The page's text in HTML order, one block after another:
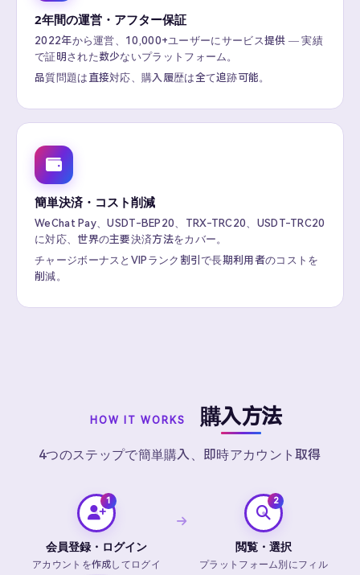
2年間の運営・アフター保証
2022年から運営、10,000+ユーザーにサービス提供 — 実績
で証明された数少ないプラットフォーム。
品質問題は直接対応、購入履歴は全て追跡可能。
簡単決済・コスト削減
WeChat Pay、USDT-BEP20、TRX-TRC20、USDT-TRC20
に対応、世界の主要決済方法をカバー。
チャージボーナスとVIPランク割引で長期利用者のコストを
削減。
HOW IT WORKS 購入方法
4つのステップで簡単購入、即時アカウント取得
会員登録・ログイン
アカウントを作成してログイ
閲覧・選択
プラットフォーム別にフィル